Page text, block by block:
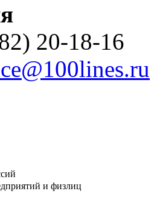
20-18-16
и физлиц